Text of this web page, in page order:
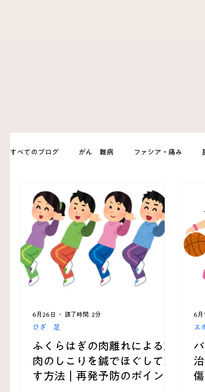
すべてのブログ がん 難病 ファシア・痛み
ハリじいの育児相談 お灸 胃 腸
くび 肩 うで 難問解決事例 KAZU’sRoom
ふくらはぎの肉離れによる筋
肉のしこりを鍼でほぐして治
す方法｜再発予防のポイント
ひざ 足
6月26日 読了時間: 2分
ス
6月